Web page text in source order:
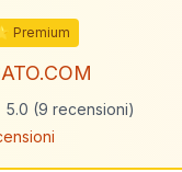
Premium
5.0 (9 recensioni)